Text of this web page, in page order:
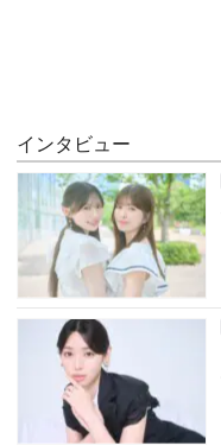
インタビュー